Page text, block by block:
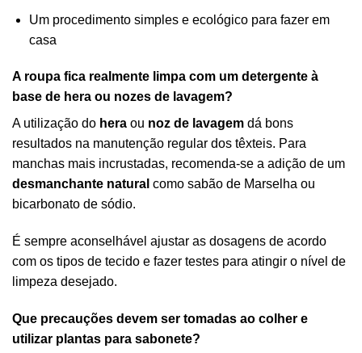
Um procedimento simples e ecológico para fazer em
casa
A roupa fica realmente limpa com um detergente à
base de hera ou nozes de lavagem?
A utilização do hera ou noz de lavagem dá bons
resultados na manutenção regular dos têxteis. Para
manchas mais incrustadas, recomenda-se a adição de um
desmanchante natural como sabão de Marselha ou
bicarbonato de sódio.
É sempre aconselhável ajustar as dosagens de acordo
com os tipos de tecido e fazer testes para atingir o nível de
limpeza desejado.
Que precauções devem ser tomadas ao colher e
utilizar plantas para sabonete?